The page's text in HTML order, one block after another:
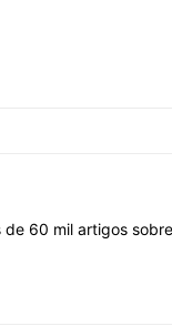
de 60 mil artigos sobre